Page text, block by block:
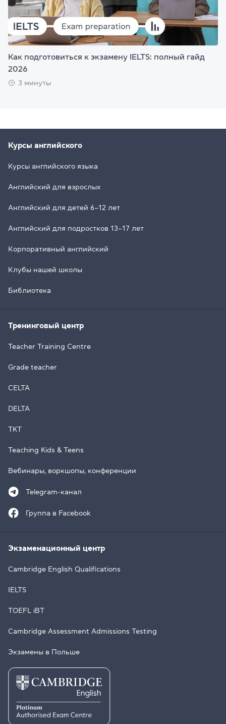
Как подготовиться к экзамену IELTS: полный гайд
2026
3 минуты
Курсы английского
Курсы английского языка
Английский для взрослых
Английский для детей 6–12 лет
Английский для подростков 13–17 лет
Корпоративный английский
Клубы нашей школы
Библиотека
Тренинговый центр
Teacher Training Centre
Grade teacher
CELTA
DELTA
TKT
Teaching Kids & Teens
Вебинары, воркшопы, конференции
Telegram-канал
Группа в Facebook
Экзаменационный центр
Cambridge English Qualifications
IELTS
TOEFL iBT
Cambridge Assessment Admissions Testing
Экзамены в Польше